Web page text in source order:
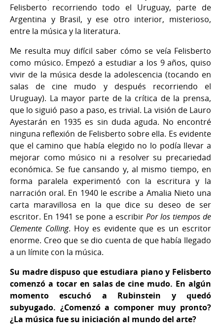
Felisberto recorriendo todo el Uruguay, parte de
Argentina y Brasil, y ese otro interior, misterioso,
entre la música y la literatura.
Me resulta muy difícil saber cómo se veía Felisberto
como músico. Empezó a estudiar a los 9 años, quiso
vivir de la música desde la adolescencia (tocando en
salas de cine mudo y después recorriendo el
Uruguay). La mayor parte de la crítica de la prensa,
que lo siguió paso a paso, es trivial. La visión de Lauro
Ayestarán en 1935 es sin duda aguda. No encontré
ninguna reflexión de Felisberto sobre ella. Es evidente
que el camino que había elegido no lo podía llevar a
mejorar como músico ni a resolver su precariedad
económica. Se fue cansando y, al mismo tiempo, en
forma paralela experimentó con la escritura y la
narración oral. En 1940 le escribe a Amalia Nieto una
carta maravillosa en la que dice su deseo de ser
escritor. En 1941 se pone a escribir Por los tiempos de
Clemente Colling. Hoy es evidente que es un escritor
enorme. Creo que se dio cuenta de que había llegado
a un límite con la música.
Su madre dispuso que estudiara piano y Felisberto
comenzó a tocar en salas de cine mudo. En algún
momento escuchó a Rubinstein y quedó
subyugado. ¿Comenzó a componer muy pronto?
¿La música fue su iniciación al mundo del arte?